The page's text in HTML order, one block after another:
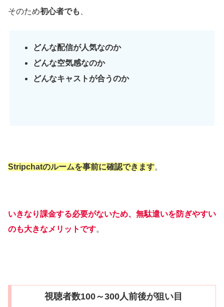
そのため初心者でも
どんな配信が人気なのか
どんな空気感なのか
どんなキャストが合うのか
Stripchatのルームを事前に確認できます。
いきなり課金する必要がないため、無駄遣いを防ぎやすい
のも大きなメリットです。
視聴者数100～300人前後が狙い目